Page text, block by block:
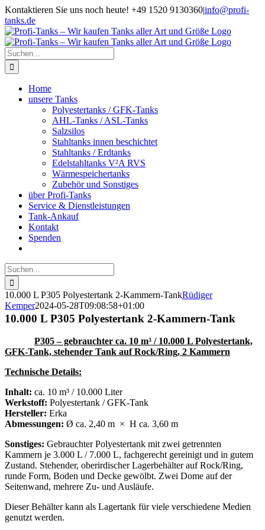
Zum
Inhalt
springen
Kontaktieren Sie uns noch heute! +49 1520 9130360|info@profi-
tanks.de
Suche
nach:
Home
unsere Tanks
Polyestertanks / GFK-Tanks
AHL-Tanks / ASL-Tanks
Salzsilos
Stahltanks innen beschichtet
Stahltanks / Erdtanks
Edelstahltanks V²A RVS
Wärmespeichertanks
Zubehör und Sonstiges
über Profi-Tanks
Service & Dienstleistungen
Tank-Ankauf
Kontakt
Spenden
Suche
nach:
10.000 L P305 Polyestertank 2-Kammern-TankRüdiger
Kemper2024-05-28T09:08:58+01:00
10.000 L P305 Polyestertank 2-Kammern-Tank
P305 – gebrauchter ca. 10 m³ / 10.000 L Polyestertank,
GFK-Tank, stehender Tank auf Rock/Ring, 2 Kammern
Technische Details:
Inhalt: ca. 10 m³ / 10.000 Liter
Werkstoff: Polyestertank / GFK-Tank
Hersteller: Erka
Abmessungen: Ø ca. 2,40 m × H ca. 3,60 m
Sonstiges: Gebrauchter Polyestertank mit zwei getrennten
Kammern je 3.000 L / 7.000 L, fachgerecht gereinigt und in gutem
Zustand. Stehender, oberirdischer Lagerbehälter auf Rock/Ring,
runde Form, Boden und Decke gewölbt. Zwei Dome auf der
Seitenwand, mehrere Zu- und Ausläufe.
Dieser Behälter kann als Lagertank für viele verschiedene Medien
genutzt werden.